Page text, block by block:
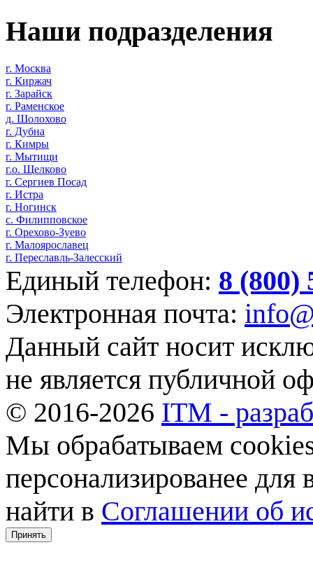
Наши подразделения
г. Москва
г. Киржач
г. Зарайск
г. Раменское
д. Шолохово
г. Дубна
г. Кимры
г. Мытищи
г.о. Щелково
г. Сергиев Посад
г. Истра
г. Ногинск
с. Филипповское
г. Орехово-Зуево
г. Малоярославец
г. Переславль-Залесский
Единый телефон: 8 (800)
Электронная почта:
Данный сайт носит
не является публичной
© 2016-2026 ITM -
Мы обрабатываем
персонализированее
найти в Соглашении об
Принять